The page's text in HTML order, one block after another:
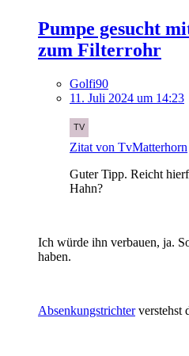
Pumpe gesucht
zum Filterrohr
Golfi90
11. Juli 2024 um 14:23
Zitat von TvMatterhorn
Guter Tipp. Reicht
Hahn?
Ich würde ihn verbauen, ja.
haben.
Absenkungstrichterverstehst